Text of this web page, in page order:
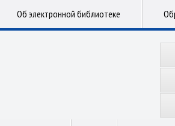
Об электронной библиотеке